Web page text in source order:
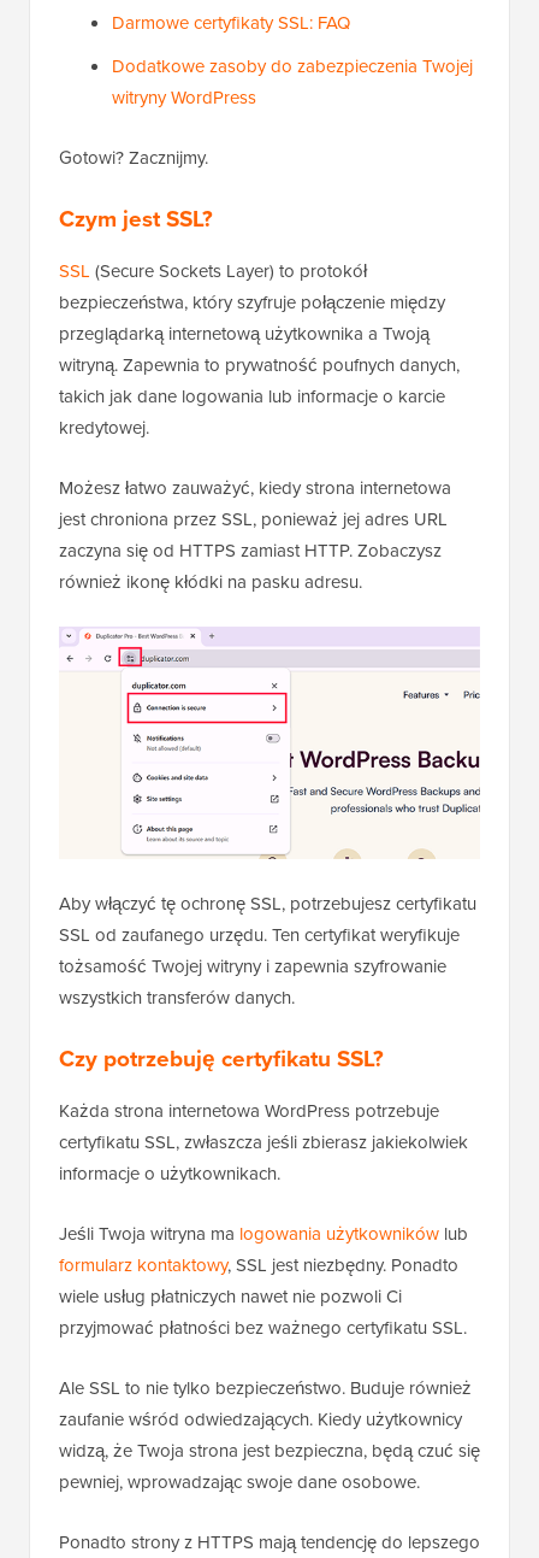
Darmowe certyfikaty SSL: FAQ
Dodatkowe zasoby do zabezpieczenia Twojej
witryny WordPress
Gotowi? Zacznijmy.
Czym jest SSL?
SSL (Secure Sockets Layer) to protokół
bezpieczeństwa, który szyfruje połączenie między
przeglądarką internetową użytkownika a Twoją
witryną. Zapewnia to prywatność poufnych danych,
takich jak dane logowania lub informacje o karcie
kredytowej.
Możesz łatwo zauważyć, kiedy strona internetowa
jest chroniona przez SSL, ponieważ jej adres URL
zaczyna się od HTTPS zamiast HTTP. Zobaczysz
również ikonę kłódki na pasku adresu.
Aby włączyć tę ochronę SSL, potrzebujesz certyfikatu
SSL od zaufanego urzędu. Ten certyfikat weryfikuje
tożsamość Twojej witryny i zapewnia szyfrowanie
wszystkich transferów danych.
Czy potrzebuję certyfikatu SSL?
Każda strona internetowa WordPress potrzebuje
certyfikatu SSL, zwłaszcza jeśli zbierasz jakiekolwiek
informacje o użytkownikach.
Jeśli Twoja witryna ma logowania użytkowników lub
formularz kontaktowy, SSL jest niezbędny. Ponadto
wiele usług płatniczych nawet nie pozwoli Ci
przyjmować płatności bez ważnego certyfikatu SSL.
Ale SSL to nie tylko bezpieczeństwo. Buduje również
zaufanie wśród odwiedzających. Kiedy użytkownicy
widzą, że Twoja strona jest bezpieczna, będą czuć się
pewniej, wprowadzając swoje dane osobowe.
Ponadto strony z HTTPS mają tendencję do lepszego